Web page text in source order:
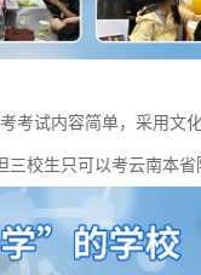
考试内容简单，采用文
校生只可以考云南本省